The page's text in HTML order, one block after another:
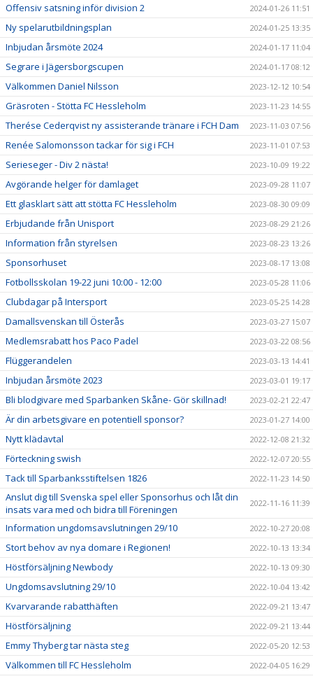
Offensiv satsning inför division 2 2024-01-26 11:51
Ny spelarutbildningsplan 2024-01-25 13:35
Inbjudan årsmöte 2024 2024-01-17 11:04
Segrare i Jägersborgscupen 2024-01-17 08:12
Välkommen Daniel Nilsson 2023-12-12 10:54
Gräsroten - Stötta FC Hessleholm 2023-11-23 14:55
Therése Cederqvist ny assisterande tränare i FCH Dam 2023-11-03 07:56
Renée Salomonsson tackar för sig i FCH 2023-11-01 07:53
Serieseger - Div 2 nästa! 2023-10-09 19:22
Avgörande helger för damlaget 2023-09-28 11:07
Ett glasklart sätt att stötta FC Hessleholm 2023-08-30 09:09
Erbjudande från Unisport 2023-08-29 21:26
Information från styrelsen 2023-08-23 13:26
Sponsorhuset 2023-08-17 13:08
Fotbollsskolan 19-22 juni 10:00 - 12:00 2023-05-28 11:06
Clubdagar på Intersport 2023-05-25 14:28
Damallsvenskan till Österås 2023-03-27 15:07
Medlemsrabatt hos Paco Padel 2023-03-22 08:56
Flüggerandelen 2023-03-13 14:41
Inbjudan årsmöte 2023 2023-03-01 19:17
Bli blodgivare med Sparbanken Skåne- Gör skillnad! 2023-02-21 22:47
Är din arbetsgivare en potentiell sponsor? 2023-01-27 14:00
Nytt klädavtal 2022-12-08 21:32
Förteckning swish 2022-12-07 20:55
Tack till Sparbanksstiftelsen 1826 2022-11-23 14:50
Anslut dig till Svenska spel eller Sponsorhus och låt din
insats vara med och bidra till Föreningen
2022-11-16 11:39
Information ungdomsavslutningen 29/10 2022-10-27 20:08
Stort behov av nya domare i Regionen! 2022-10-13 13:34
Höstförsäljning Newbody 2022-10-13 09:30
Ungdomsavslutning 29/10 2022-10-04 13:42
Kvarvarande rabatthäften 2022-09-21 13:47
Höstförsäljning 2022-09-21 13:44
Emmy Thyberg tar nästa steg 2022-05-20 12:53
Välkommen till FC Hessleholm 2022-04-05 16:29